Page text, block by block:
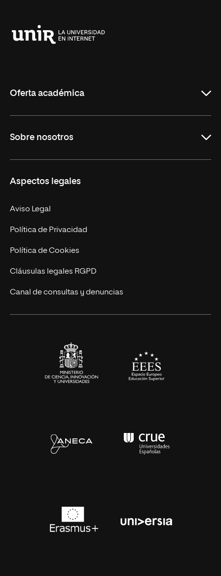
Oferta académica
Másteres Oficiales
Doctorados
Experto Universitario
Postgrados
Cursos Universitarios
Sobre nosotros
Facultades
Nuestro Equipo
Trabaja en UNIR
Actualidad
UNIR Revista
Eventos
Aspectos legales
Aviso Legal
Política de Privacidad
Política de Cookies
Cláusulas legales RGPD
Canal de consultas y denuncias